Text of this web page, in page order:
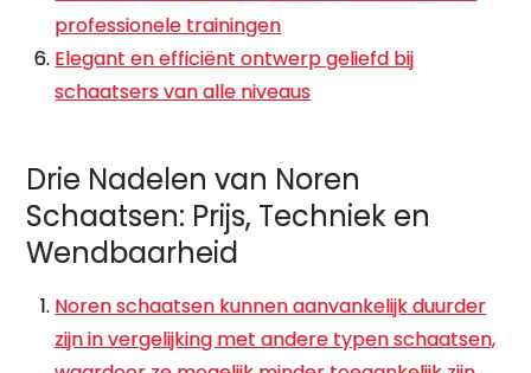
professionele trainingen
Elegant en efficiënt ontwerp geliefd bij
schaatsers van alle niveaus
Drie Nadelen van Noren
Schaatsen: Prijs, Techniek en
Wendbaarheid
Noren schaatsen kunnen aanvankelijk duurder
zijn in vergelijking met andere typen schaatsen,